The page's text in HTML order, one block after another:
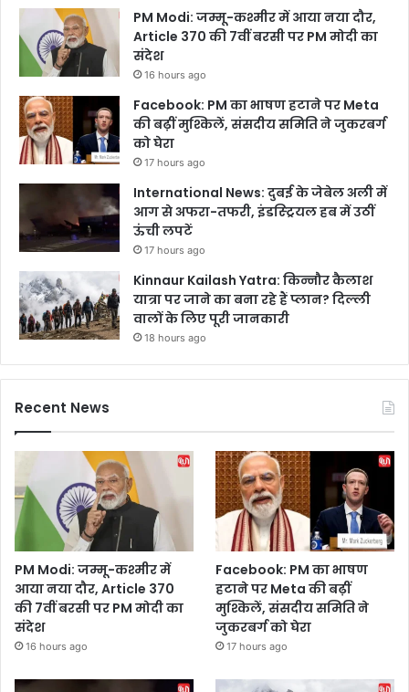
PM Modi: जम्मू-कश्मीर में आया नया दौर,
Article 370 की 7वीं बरसी पर PM मोदी का
संदेश
16 hours ago
Facebook: PM का भाषण हटाने पर Meta
की बढ़ीं मुश्किलें, संसदीय समिति ने जुकरबर्ग
को घेरा
17 hours ago
International News: दुबई के जेबेल अली में
आग से अफरा-तफरी, इंडस्ट्रियल हब में उठीं
ऊंची लपटें
17 hours ago
Kinnaur Kailash Yatra: किन्नौर कैलाश
यात्रा पर जाने का बना रहे हैं प्लान? दिल्ली
वालों के लिए पूरी जानकारी
18 hours ago
Recent News
PM Modi: जम्मू-कश्मीर में
आया नया दौर, Article 370
की 7वीं बरसी पर PM मोदी का
संदेश
16 hours ago
Facebook: PM का भाषण
हटाने पर Meta की बढ़ीं
मुश्किलें, संसदीय समिति ने
जुकरबर्ग को घेरा
17 hours ago